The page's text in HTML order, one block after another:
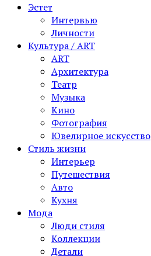
Эстет
Интервью
Личности
Культура / ART
ART
Архитектура
Театр
Музыка
Кино
Фотография
Ювелирное искусство
Стиль жизни
Интерьер
Путешествия
Авто
Кухня
Мода
Люди стиля
Коллекции
Детали